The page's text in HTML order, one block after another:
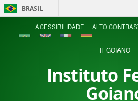
BRASIL
ACESSIBILIDADE ALTO
IF GOIANO
Instituto